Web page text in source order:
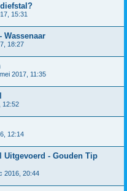
15:31
Wassenaar
18:27
2017, 11:35
12:52
12:14
Uitgevoerd - Gouden Tip
2016, 20:44